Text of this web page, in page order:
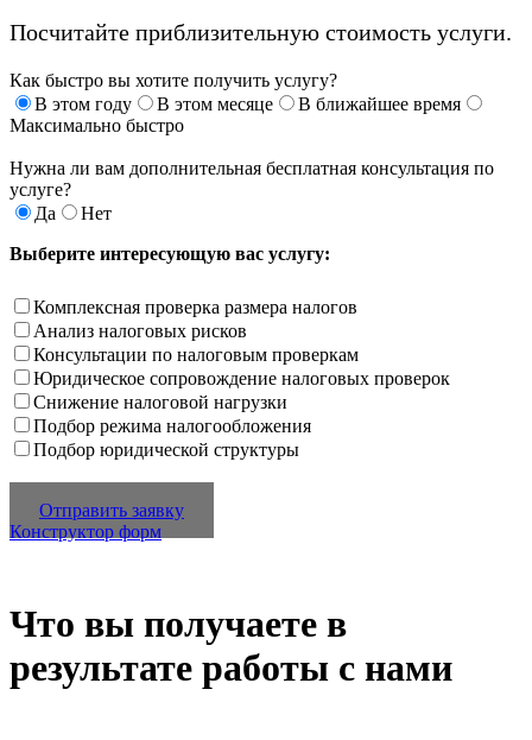
Посчитайте приблизительную стоимость услуги.
Как быстро вы хотите получить услугу?
В этом году
В этом месяце
В ближайшее время
Максимально быстро
Нужна ли вам дополнительная бесплатная консультация по
услуге?
Да
Нет
Выберите интересующую вас услугу:
Комплексная проверка размера налогов
Анализ налоговых рисков
Консультации по налоговым проверкам
Юридическое сопровождение налоговых проверок
Снижение налоговой нагрузки
Подбор режима налогообложения
Подбор юридической структуры
Отправить заявку
Конструктор форм
Что вы получаете в
результате работы с нами